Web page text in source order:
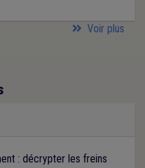
Voir plus
: décrypter les freins